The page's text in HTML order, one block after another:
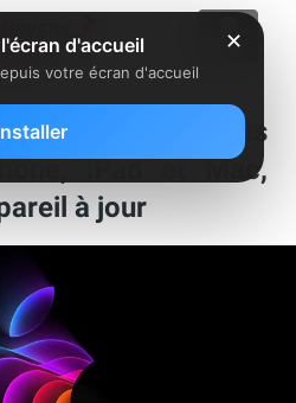
par les
iPad et Mac,
à jour
✕
d'accueil
votre écran d'accueil